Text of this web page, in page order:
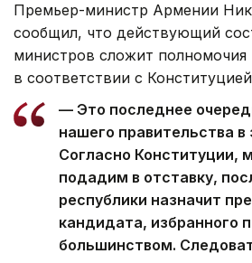
Премьер-министр Армении
сообщил, что действующий
министров сложит полномочия
в соответствии с
— Это последнее
нашего правительства в
Согласно Конституции,
подадим в отставку,
республики назначит
кандидата, избранного
большинством.